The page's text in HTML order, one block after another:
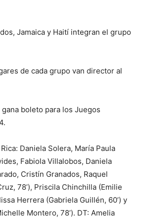
Jamaica y Haití integran el grupo
de cada grupo van director al
boleto para los Juegos
Daniela Solera, María Paula
Fabiola Villalobos, Daniela
Cristín Granados, Raquel
78’), Priscila Chinchilla (Emilie
Herrera (Gabriela Guillén, 60’) y
Montero, 78’). DT: Amelia